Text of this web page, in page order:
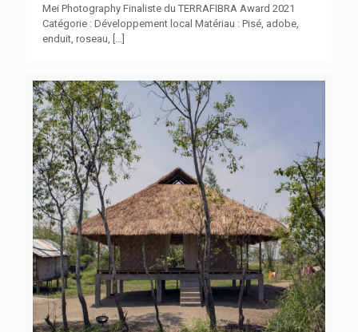
Mei Photography Finaliste du TERRAFIBRA Award 2021
Catégorie : Développement local Matériau : Pisé, adobe,
enduit, roseau, […]